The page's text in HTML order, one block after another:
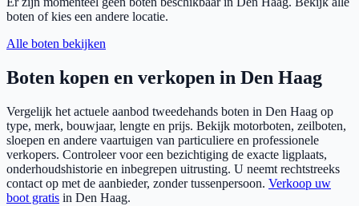
boten of kies een andere locatie.
Alle boten bekijken
Boten kopen en verkopen in Den Haag
Vergelijk het actuele aanbod tweedehands boten in Den Haag op
type, merk, bouwjaar, lengte en prijs. Bekijk motorboten, zeilboten,
sloepen en andere vaartuigen van particuliere en professionele
verkopers. Controleer voor een bezichtiging de exacte ligplaats,
onderhoudshistorie en inbegrepen uitrusting. U neemt rechtstreeks
contact op met de aanbieder, zonder tussenpersoon. Verkoop uw
boot gratis in Den Haag.